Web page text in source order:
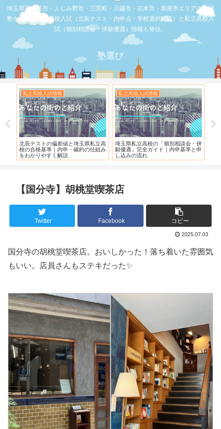
埼玉県富士見市・ふじみ野市・三芳町・川越市・志木市・新座市エリアの学習
塾を比較。公立高校入試（北辰テスト・内申点・学校選択問題）と私立高校入
試（個別相談会・併願優遇）情報も発信。
塾選び
私立高
仕組み
私立高校入試情報
埼玉県私立高校の「個別相談会・併
願優遇」完全ガイド｜内申基準と申
し込みの流れ
お店の覆面取材
【スシロー三芳店】リニューアルさ
れている！！！
【国分寺】胡桃堂喫茶店
Twitter Facebook コピー
2025.07.03
国分寺の胡桃堂喫茶店。おいしかった！落ち着いた雰囲気
もいい。店員さんもステキだった✨